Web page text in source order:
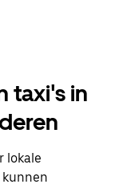
taxi's in
lokale